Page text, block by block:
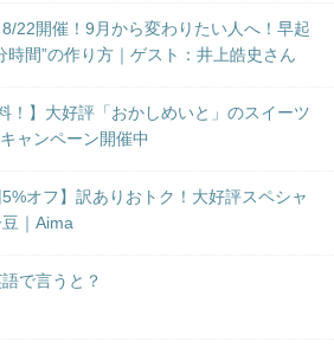
8/22開催！9月から変わりたい人へ！早起
時間”の作り方｜ゲスト：井上皓史さん
！】大好評「おかしめいと」のスイーツ
ャンペーン開催中
5%オフ】訳ありおトク！大好評スペシャ
｜Aima
で言うと？